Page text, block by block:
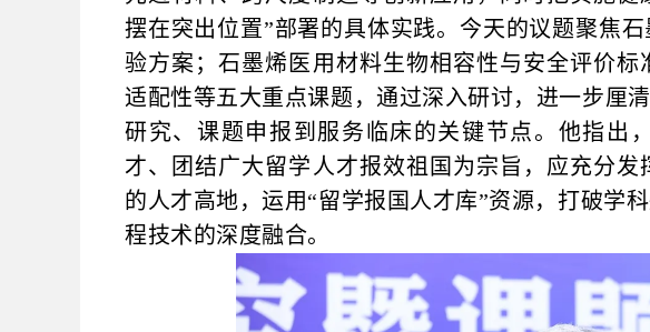
摆在突出位置”部署的具体实践。今天的议题聚焦
验方案；石墨烯医用材料生物相容性与安全评价
适配性等五大重点课题，通过深入研讨，进一步厘
研究、课题申报到服务临床的关键节点。他指出
才、团结广大留学人才报效祖国为宗旨，应充分
的人才高地，运用“留学报国人才库”资源，打破学
程技术的深度融合。